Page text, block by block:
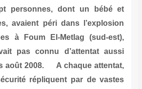
personnes, dont un bébé et
avaient péri dans l’explosion
à Foum El-Metlag (sud-est),
pas connu d’attentat aussi
août 2008. A chaque attentat,
répliquent par de vastes